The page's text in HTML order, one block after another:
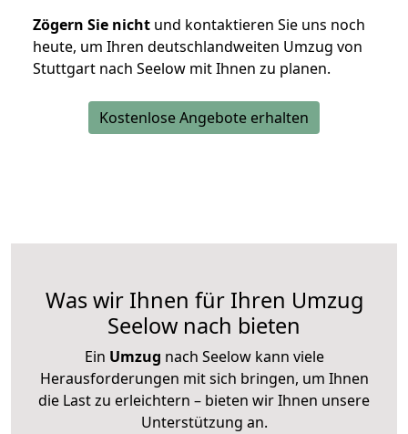
Zögern Sie nicht und kontaktieren Sie uns noch
heute, um Ihren deutschlandweiten Umzug von
Stuttgart nach Seelow mit Ihnen zu planen.
Kostenlose Angebote erhalten
Was wir Ihnen für Ihren Umzug
Seelow nach bieten
Ein Umzug nach Seelow kann viele
Herausforderungen mit sich bringen, um Ihnen
die Last zu erleichtern – bieten wir Ihnen unsere
Unterstützung an.